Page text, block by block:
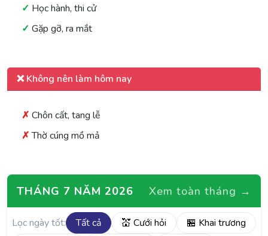
Học hành, thi cử
Gặp gỡ, ra mắt
❌ Không nên làm hôm nay
Chôn cất, tang lễ
Thờ cúng mồ mả
THÁNG 7 NĂM 2026 Xem toàn tháng →
Lọc ngày tốt: Tất cả 💒 Cưới hỏi 🏪 Khai trương